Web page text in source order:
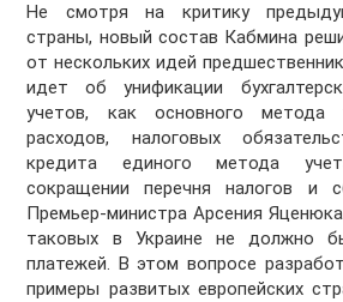
Не смотря на критику
страны, новый состав Кабмина
от нескольких идей
идет об унификации
учетов, как основного
расходов, налоговых
кредита единого метода
сокращении перечня налогов и
Премьер-министра Арсения
таковых в Украине не должно
платежей. В этом вопросе
примеры развитых европейских